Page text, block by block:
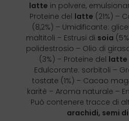
latte in polvere,
Proteine del latte (21%) –
(8,2%) – Umidificante:
maltitoli – Estrusi di soia
polidestrosio – Olio di
(3%) – Proteine del latte
Edulcorante: sorbitoli –
tostate (1%) – Cacao
karitè – Aroma naturale –
Può contenere tracce di
arachidi, semi